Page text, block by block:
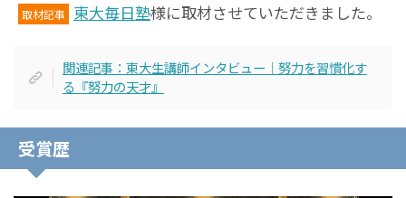
取材記事 東大毎日塾様に取材させていただきました。
関連記事：東大生講師インタビュー｜努力を習慣化す
る『努力の天才』
受賞歴